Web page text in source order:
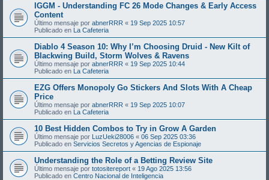
IGGM - Understanding FC 26 Mode Changes & Early Access
Content
Último mensaje por abnerRRR « 19 Sep 2025 10:57
Publicado en La Cafeteria
Diablo 4 Season 10: Why I’m Choosing Druid - New Kilt of
Blackwing Build, Storm Wolves & Ravens
Último mensaje por abnerRRR « 19 Sep 2025 10:44
Publicado en La Cafeteria
EZG Offers Monopoly Go Stickers And Slots With A Cheap
Price
Último mensaje por abnerRRR « 19 Sep 2025 10:07
Publicado en La Cafeteria
10 Best Hidden Combos to Try in Grow A Garden
Último mensaje por LuzUeki28006 « 06 Sep 2025 03:36
Publicado en Servicios Secretos y Agencias de Espionaje
Understanding the Role of a Betting Review Site
Último mensaje por totositereport « 19 Ago 2025 13:56
Publicado en Centro Nacional de Inteligencia